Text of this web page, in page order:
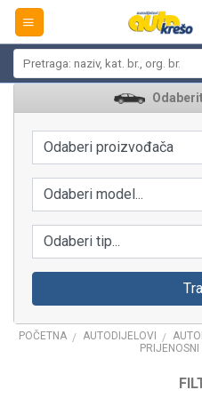
Skip
content
Odaberi proizvođača
Odaberi model...
Odaberi tip...
POČETNA / AUTODIJELOVI /